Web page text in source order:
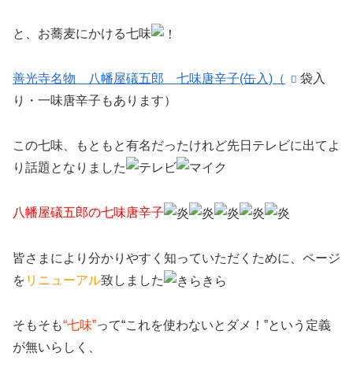
と、お蕎麦にかける七味
善光寺名物 八幡屋礒五郎 七味唐辛子(缶入)（
袋入
り・一味唐辛子もあります）
この七味、もともと有名だったけれど先日テレビに出てよ
り話題となりました
八幡屋礒五郎の七味唐辛子
皆さまにより分かりやすく知っていただくために、ページ
を リニューアル致しました
そもそも“七味”って“これを使わないとダメ！”という定義
が無いらしく、